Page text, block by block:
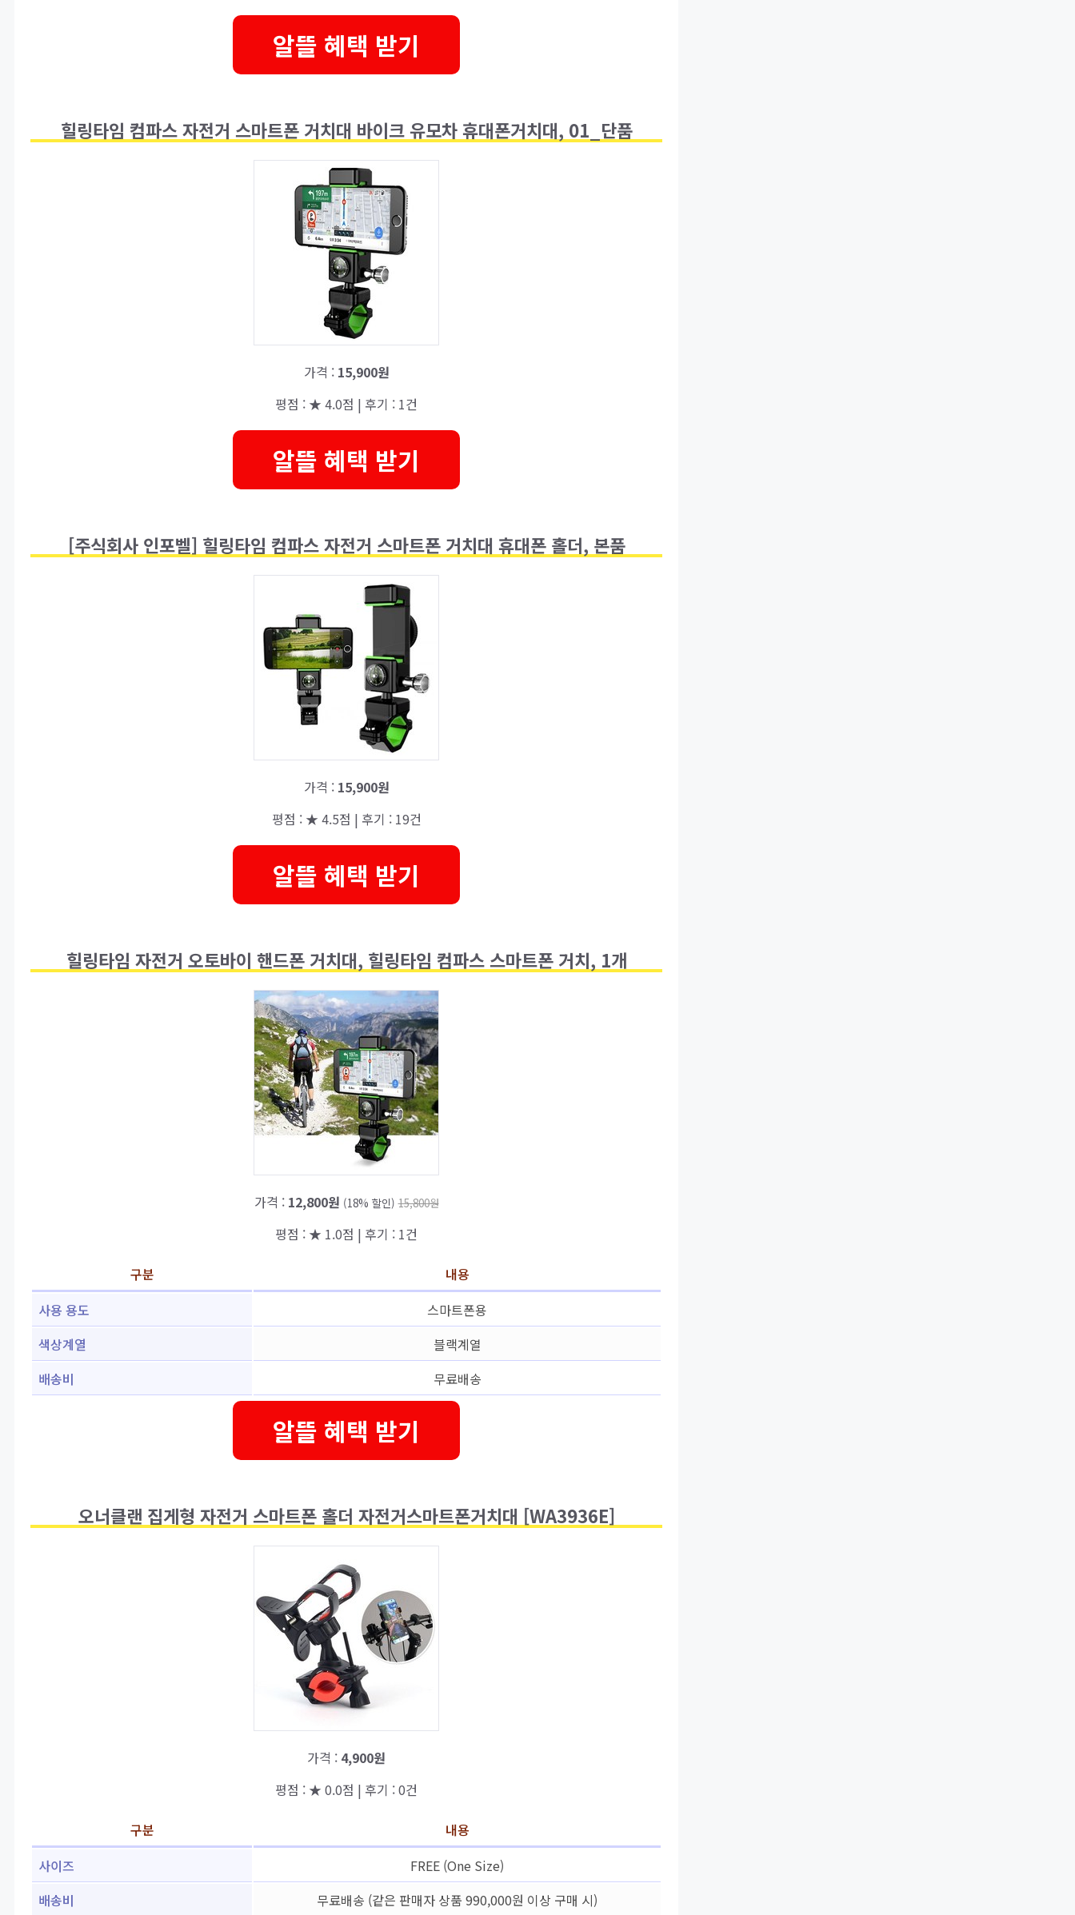
알뜰 혜택 받기
힐링타임 컴파스 자전거 스마트폰 거치대 바이크 유모차 휴대폰거치대, 01_단품
가격 : 15,900원
평점 : ★ 4.0점 | 후기 : 1건
알뜰 혜택 받기
[주식회사 인포벨] 힐링타임 컴파스 자전거 스마트폰 거치대 휴대폰 홀더, 본품
가격 : 15,900원
평점 : ★ 4.5점 | 후기 : 19건
알뜰 혜택 받기
힐링타임 자전거 오토바이 핸드폰 거치대, 힐링타임 컴파스 스마트폰 거치, 1개
가격 : 12,800원 (18% 할인) 15,800원
평점 : ★ 1.0점 | 후기 : 1건
구분
내용
사용 용도
스마트폰용
색상계열
블랙계열
배송비
무료배송
알뜰 혜택 받기
오너클랜 집게형 자전거 스마트폰 홀더 자전거스마트폰거치대 [WA3936E]
가격 : 4,900원
평점 : ★ 0.0점 | 후기 : 0건
구분
내용
사이즈
FREE (One Size)
배송비
무료배송 (같은 판매자 상품 990,000원 이상 구매 시)